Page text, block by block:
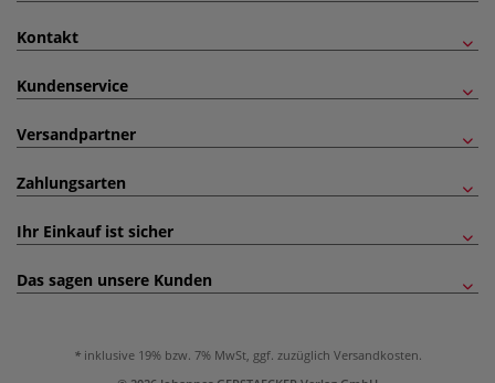
Kontakt
Kundenservice
Versandpartner
Zahlungsarten
Ihr Einkauf ist sicher
Das sagen unsere Kunden
inklusive 19% bzw. 7% MwSt, ggf. zuzüglich Versandkosten.